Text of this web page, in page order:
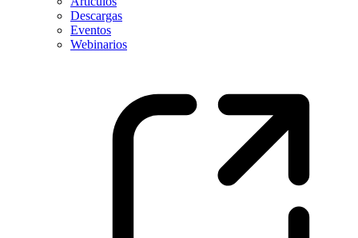
Descargas
Eventos
Webinarios